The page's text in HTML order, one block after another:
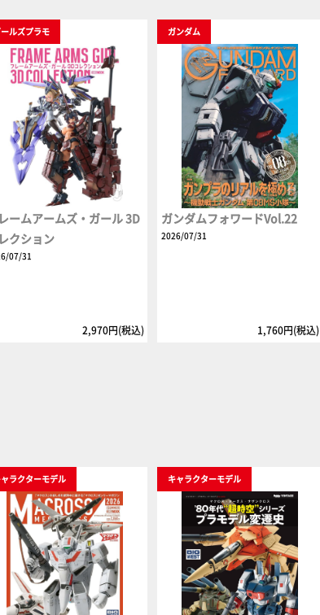
ルズプラモ
ームアームズ・ガール 3D
クション
07/31
2,970円(税込)
ガンダム
ガンダムフォワードVol.22
2026/07/31
1,760円(税込)
ラクターモデル キャラクターモデル